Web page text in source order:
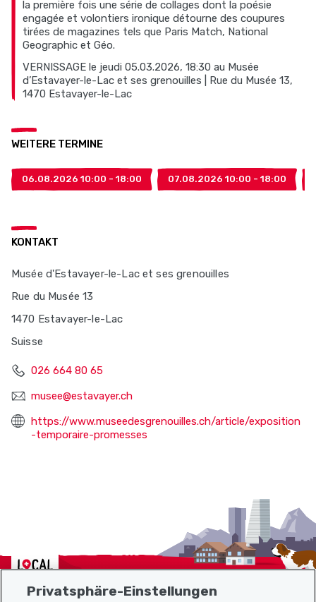
la première fois une série de collages dont la poésie
engagée et volontiers ironique détourne des coupures
tirées de magazines tels que Paris Match, National
Geographic et Géo.
VERNISSAGE le jeudi 05.03.2026, 18:30 au Musée
d’Estavayer-le-Lac et ses grenouilles | Rue du Musée 13,
1470 Estavayer-le-Lac
WEITERE TERMINE
06.08.2026 10:00 - 18:00 07.08.2026 10:00 - 18:00
KONTAKT
Musée d'Estavayer-le-Lac et ses grenouilles
Rue du Musée 13
1470 Estavayer-le-Lac
Suisse
026 664 80 65
musee@estavayer.ch
https://www.museedesgrenouilles.ch/article/exposition
-temporaire-promesses
Localcities
Privatsphäre-Einstellungen